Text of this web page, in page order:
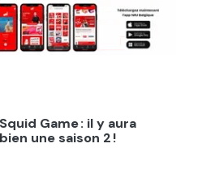
Squid Game : il y aura
bien une saison 2 !